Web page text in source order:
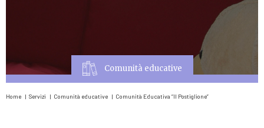
Comunità educative
Tu
Home Servizi Comunità educative Comunità Educativa “Il Postiglione”